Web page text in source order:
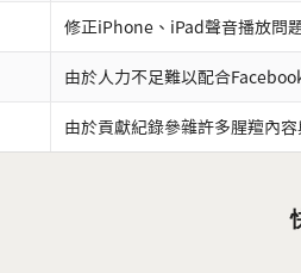
修正iPhone、iPad聲音播放問
由於人力不足難以配合
由於貢獻紀錄參雜許多腥羶內